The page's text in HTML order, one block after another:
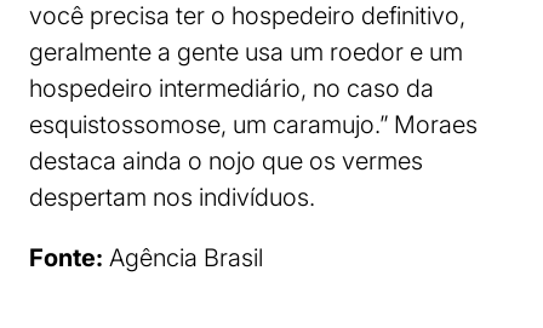
você precisa ter o hospedeiro definitivo,
geralmente a gente usa um roedor e um
hospedeiro intermediário, no caso da
esquistossomose, um caramujo.” Moraes
destaca ainda o nojo que os vermes
despertam nos indivíduos.
Fonte: Agência Brasil